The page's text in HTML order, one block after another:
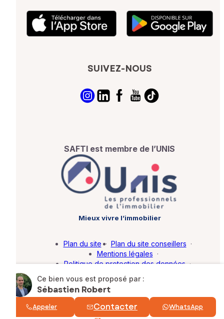
Ce bien vous est proposé par :
Sébastien Robert
Appeler Contacter WhatsApp
SUIVEZ-NOUS
SAFTI est membre de l’UNIS
Mieux vivre l’immobilier
© SAFTI 2026. Tous droits réservés.
Plan du site · Plan du site conseillers ·
Mentions légales ·
Politique de protection des données ·